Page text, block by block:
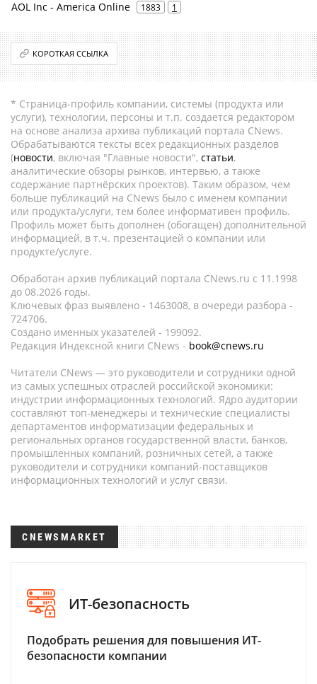
AOL Inc - America Online 1883 1
КОРОТКАЯ ССЫЛКА
* Страница-профиль компании, системы (продукта или
услуги), технологии, персоны и т.п. создается редактором
на основе анализа архива публикаций портала CNews.
Обрабатываются тексты всех редакционных разделов
(новости, включая "Главные новости", статьи,
аналитические обзоры рынков, интервью, а также
содержание партнёрских проектов). Таким образом, чем
больше публикаций на CNews было с именем компании
или продукта/услуги, тем более информативен профиль.
Профиль может быть дополнен (обогащен) дополнительной
информацией, в т.ч. презентацией о компании или
продукте/услуге.
Обработан архив публикаций портала CNews.ru c 11.1998
до 08.2026 годы.
Ключевых фраз выявлено - 1463008, в очереди разбора -
724706.
Создано именных указателей - 199092.
Редакция Индексной книги CNews - book@cnews.ru
Читатели CNews — это руководители и сотрудники одной
из самых успешных отраслей российской экономики:
индустрии информационных технологий. Ядро аудитории
составляют топ-менеджеры и технические специалисты
департаментов информатизации федеральных и
региональных органов государственной власти, банков,
промышленных компаний, розничных сетей, а также
руководители и сотрудники компаний-поставщиков
информационных технологий и услуг связи.
CNEWSMARKET
ИТ-безопасность
Подобрать решения для повышения ИТ-
безопасности компании